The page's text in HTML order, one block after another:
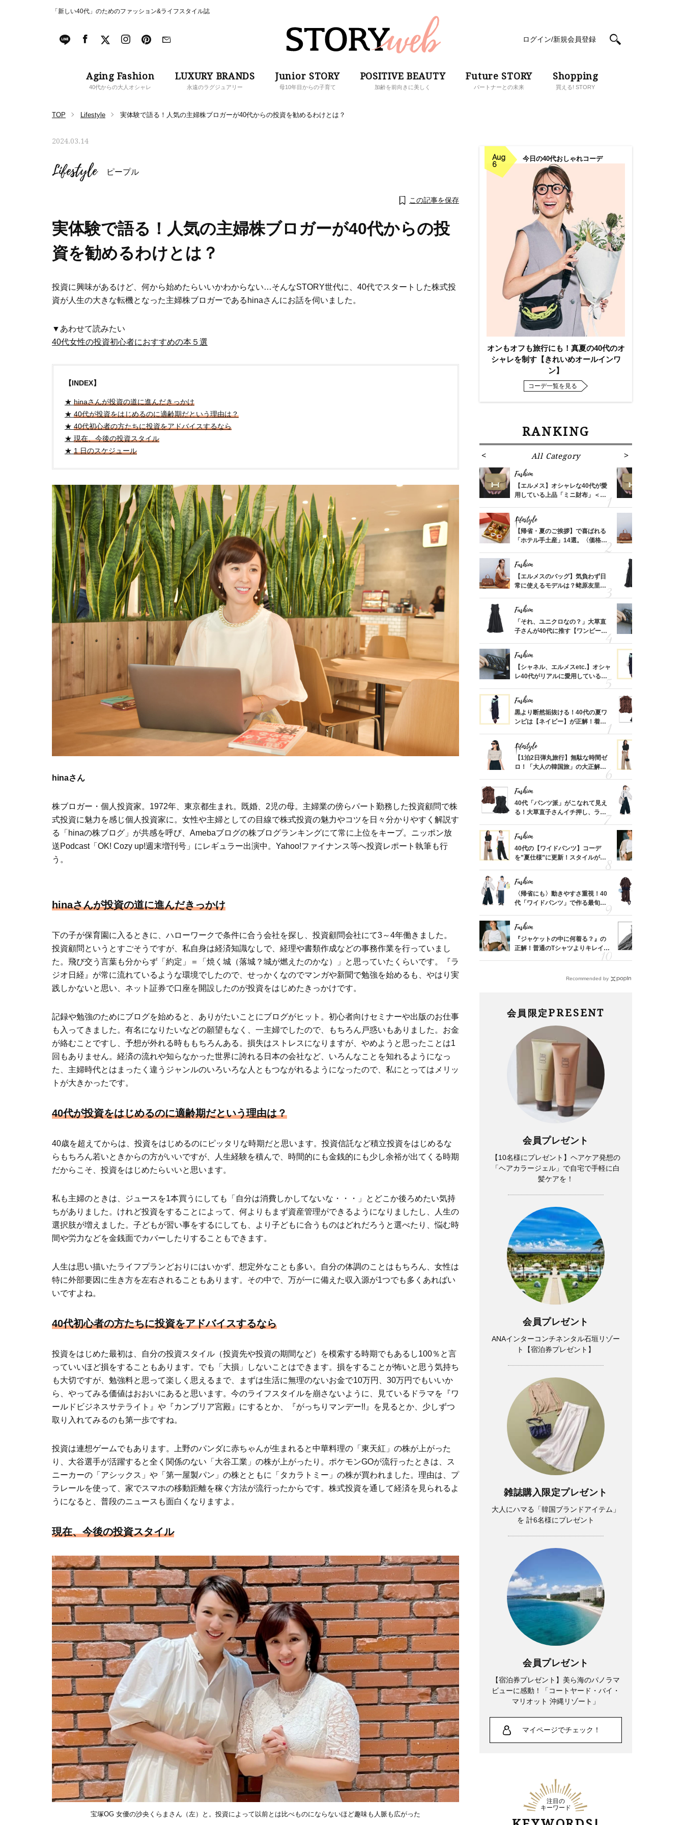
「新しい40代」のためのファッション&ライフスタイル誌
ログイン/新規会員登録
Aging Fashion
40代からの大人オシャレ
LUXURY BRANDS
永遠のラグジュアリー
Junior STORY
母10年目からの子育て
POSITIVE BEAUTY
加齢を前向きに美しく
Future STORY
パートナーとの未来
Shopping
買える! STORY
TOP Lifestyle 実体験で語る！人気の主婦株ブロガーが40代からの投資を勧めるわけとは？
2024.03.14
Lifestyle ピープル
この記事を保存
実体験で語る！人気の主婦株ブロガーが40代からの投
資を勧めるわけとは？
投資に興味があるけど、何から始めたらいいかわからない…そんなSTORY世代に、40代でスタートした株式投
資が人生の大きな転機となった主婦株ブロガーであるhinaさんにお話を伺いました。
▼あわせて読みたい
40代女性の投資初心者におすすめの本５選
【INDEX】
★ hinaさんが投資の道に進んだきっかけ
★ 40代が投資をはじめるのに適齢期だという理由は？
★ 40代初心者の方たちに投資をアドバイスするなら
★ 現在、今後の投資スタイル
★ 1 日のスケジュール
hinaさん
株ブロガー・個人投資家。1972年、東京都生まれ。既婚、2児の母。主婦業の傍らパート勤務した投資顧問で株
式投資に魅力を感じ個人投資家に。女性や主婦としての目線で株式投資の魅力やコツを日々分かりやすく解説す
る「hinaの株ブログ」が共感を呼び、Amebaブログの株ブログランキングにて常に上位をキープ。ニッポン放
送Podcast「OK! Cozy up!週末増刊号」にレギュラー出演中。Yahoo!ファイナンス等へ投資レポート執筆も行
う。
hinaさんが投資の道に進んだきっかけ
下の子が保育園に入るときに、ハローワークで条件に合う会社を探し、投資顧問会社にて3～4年働きました。
投資顧問というとすごそうですが、私自身は経済知識なしで、経理や書類作成などの事務作業を行っていまし
た。飛び交う言葉も分からず「約定」＝「焼く城（落城？城が燃えたのかな）」と思っていたくらいです。『ラ
ジオ日経』が常に流れているような環境でしたので、せっかくなのでマンガや新聞で勉強を始めるも、やはり実
践しかないと思い、ネット証券で口座を開設したのが投資をはじめたきっかけです。
記録や勉強のためにブログを始めると、ありがたいことにブログがヒット。初心者向けセミナーや出版のお仕事
も入ってきました。有名になりたいなどの願望もなく、一主婦でしたので、もちろん戸惑いもありました。お金
が絡むことですし、予想が外れる時ももちろんある。損失はストレスになりますが、やめようと思ったことは1
回もありません。経済の流れや知らなかった世界に誇れる日本の会社など、いろんなことを知れるようになっ
た、主婦時代とはまったく違うジャンルのいろいろな人ともつながれるようになったので、私にとってはメリッ
トが大きかったです。
40代が投資をはじめるのに適齢期だという理由は？
40歳を超えてからは、投資をはじめるのにピッタリな時期だと思います。投資信託など積立投資をはじめるな
らもちろん若いときからの方がいいですが、人生経験を積んで、時間的にも金銭的にも少し余裕が出てくる時期
だからこそ、投資をはじめたらいいと思います。
私も主婦のときは、ジュースを1本買うにしても「自分は消費しかしてないな・・・」とどこか後ろめたい気持
ちがありました。けれど投資をすることによって、何よりもまず資産管理ができるようになりましたし、人生の
選択肢が増えました。子どもが習い事をするにしても、より子どもに合うものはどれだろうと選べたり、悩む時
間や労力などを金銭面でカバーしたりすることもできます。
人生は思い描いたライフプランどおりにはいかず、想定外なことも多い。自分の体調のことはもちろん、女性は
特に外部要因に生き方を左右されることもあります。その中で、万が一に備えた収入源が1つでも多くあればい
いですよね。
40代初心者の方たちに投資をアドバイスするなら
投資をはじめた最初は、自分の投資スタイル（投資先や投資の期間など）を模索する時期でもあるし100％と言
っていいほど損をすることもあります。でも「大損」しないことはできます。損をすることが怖いと思う気持ち
も大切ですが、勉強料と思って楽しく思えるまで、まずは生活に無理のないお金で10万円、30万円でもいいか
ら、やってみる価値はおおいにあると思います。今のライフスタイルを崩さないように、見ているドラマを『ワ
ールドビジネスサテライト』や『カンブリア宮殿』にするとか、『がっちりマンデー!!』を見るとか、少しずつ
取り入れてみるのも第一歩ですね。
投資は連想ゲームでもあります。上野のパンダに赤ちゃんが生まれると中華料理の「東天紅」の株が上がった
り、大谷選手が活躍すると全く関係のない「大谷工業」の株が上がったり。ポケモンGOが流行ったときは、ス
ニーカーの「アシックス」や「第一屋製パン」の株とともに「タカラトミー」の株が買われました。理由は、プ
ラレールを使って、家でスマホの移動距離を稼ぐ方法が流行ったからです。株式投資を通して経済を見られるよ
うになると、普段のニュースも面白くなりますよ。
現在、今後の投資スタイル
宝塚OG 女優の沙央くらまさん（左）と。投資によって以前とは比べものにならないほど趣味も人脈も広がった
Aug
6
今日の40代おしゃれコーデ
オンもオフも旅行にも！真夏の40代のオ
シャレを制す【きれいめオールインワ
ン】
コーデ一覧を見る
RANKING
All Category
26年夏、石井美穂さん厳選の【美
白アイテム】10選！40代以上は朝
晩の「即効集中ケア」に頼る！
Beauty
「それどこの？」と褒められる！
可愛すぎる【YSL】の新作「万能ク
リーム」が夏のお守りに
Beauty
40代、翌朝の肌が見違える！夏の
「ざらつき・ごわつき」をケアす
る名品2選〈パック・ミスト〉
Beauty
40代の透明感を底上げ【毛穴ケ
ア】名品3選！石井美穂さん「60本
以上愛用中」のものも
Beauty
「夕方から目力が落ちる…」40代
へ！石井美穂さんが推薦【名品ア
イクリーム】3選
Beauty
石井美穂さんおすすめ！40代の
「お疲れ顔を救う」美容パック
は？翌朝の肌に自信がもてる
Beauty
酷暑の夏こそ40代が使うべき【美
日焼け止めだけじゃない！40代の
肌が明るくなる”朝の時短名
品”【洗顔＆集中美容液】
Beauty
今いちばん垢抜ける「ショートボ
目元の「深いたるみ＆くぼみ」に
手応え！プロが選ぶ、話題の名品
〈５選〉
【帰省・夏のご挨拶】で喜ばれる
別〉センスが伝わる逸品は？
【1泊2日弾丸旅行】無駄な時間ゼ
ロ！「大人の韓国旅」の大正解ス
盆の帰省手土産5選】東京で買える
「また買ってきて」と喜ばれる名
品
Lifestyle
梅宮アンナさん、父・辰夫さんの
相続で学んだこと「親のお金の話
は”介護どうする？”から始めるん
です」父・辰夫さんの相続で学ん
だこと
Lifestyle
【特別カット集】中村ゆりさん
やわらかな透明感をまとう、自然
体の美しさ
Lifestyle
【特別画像集】「亡くなってから
憧れの気持ちはますます強く」俳
優・大和田美帆さん”母との思い
出”
Lifestyle
【梅宮アンナさん】乳がん摘出手
梅宮アンナさん、再婚から8カ月め
の心境「お互い20年ぶりの結婚生
活、正直簡単じゃない」
Lifestyle
女優・須藤理彩さん「夫を亡く
梅宮アンナさんご夫婦が語る 「53
歳と60歳、大人同士の電撃婚のリ
アル」周囲が驚くほど本音でぶつ
かることも
Fashion
【エルメス】オシャレな40代が愛
用している上品「ミニ財布」＜ス
Lifestyle
【帰省・夏のご挨拶】で喜ばれる
「ホテル手土産」14選。〈価格
Fashion
【エルメスのバッグ】気負わず日
常に使えるモデルは？蛯原友里さ
Fashion
「それ、ユニクロなの？」大草直
子さんが40代に推す【ワンピー
レイ見え
Fashion
【シャネル、エルメスetc.】オシャ
レ40代がリアルに愛用している
Fashion
黒より断然垢抜ける！40代の夏ワ
ンピは【ネイビー】が正解！着回
Lifestyle
【1泊2日弾丸旅行】無駄な時間ゼ
ロ！「大人の韓国旅」の大正解ス
Fashion
40代「パンツ派」がこなれて見え
る！大草直子さんイチ押し、ラク
Fashion
40代の【ワイドパンツ】コーデ
を”夏仕様”に更新！スタイルがキ
Fashion
〈帰省にも〉動きやすさ重視！40
代「ワイドパンツ」で作る最旬
Fashion
『ジャケットの中に何着る？』の
正解！普通のTシャツよりキレイ見
Recommended by
会員限定 PRESENT
会員プレゼント
【10名様にプレゼント】ヘアケア発想の
「ヘアカラージェル」で自宅で手軽に白
髪ケアを！
会員プレゼント
ANAインターコンチネンタル石垣リゾー
ト【宿泊券プレゼント】
雑誌購入限定プレゼント
大人にハマる「韓国ブランドアイテム」
を 計6名様にプレゼント
会員プレゼント
【宿泊券プレゼント】美ら海のパノラマ
ビューに感動！「コートヤード・バイ・
マリオット 沖縄リゾート」
マイページでチェック！
注目の
キーワード